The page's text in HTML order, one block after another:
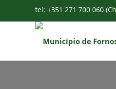
tel: +351 271 700 060